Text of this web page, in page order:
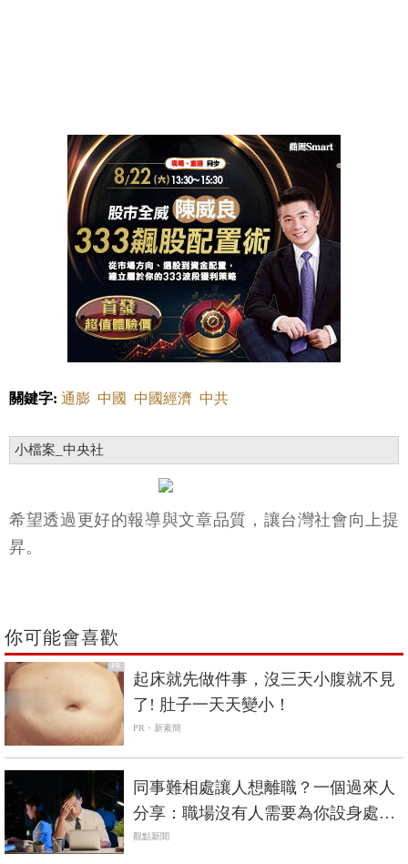
希望透過更好的報導與文章品質，讓台灣社會向上提
你可能會喜歡
PR
起床就先做件事，沒三天小腹就不見
了! 肚子一天天變小！
同事難相處讓人想離職？一個過來人
分享：職場沒有人需要為你設身處